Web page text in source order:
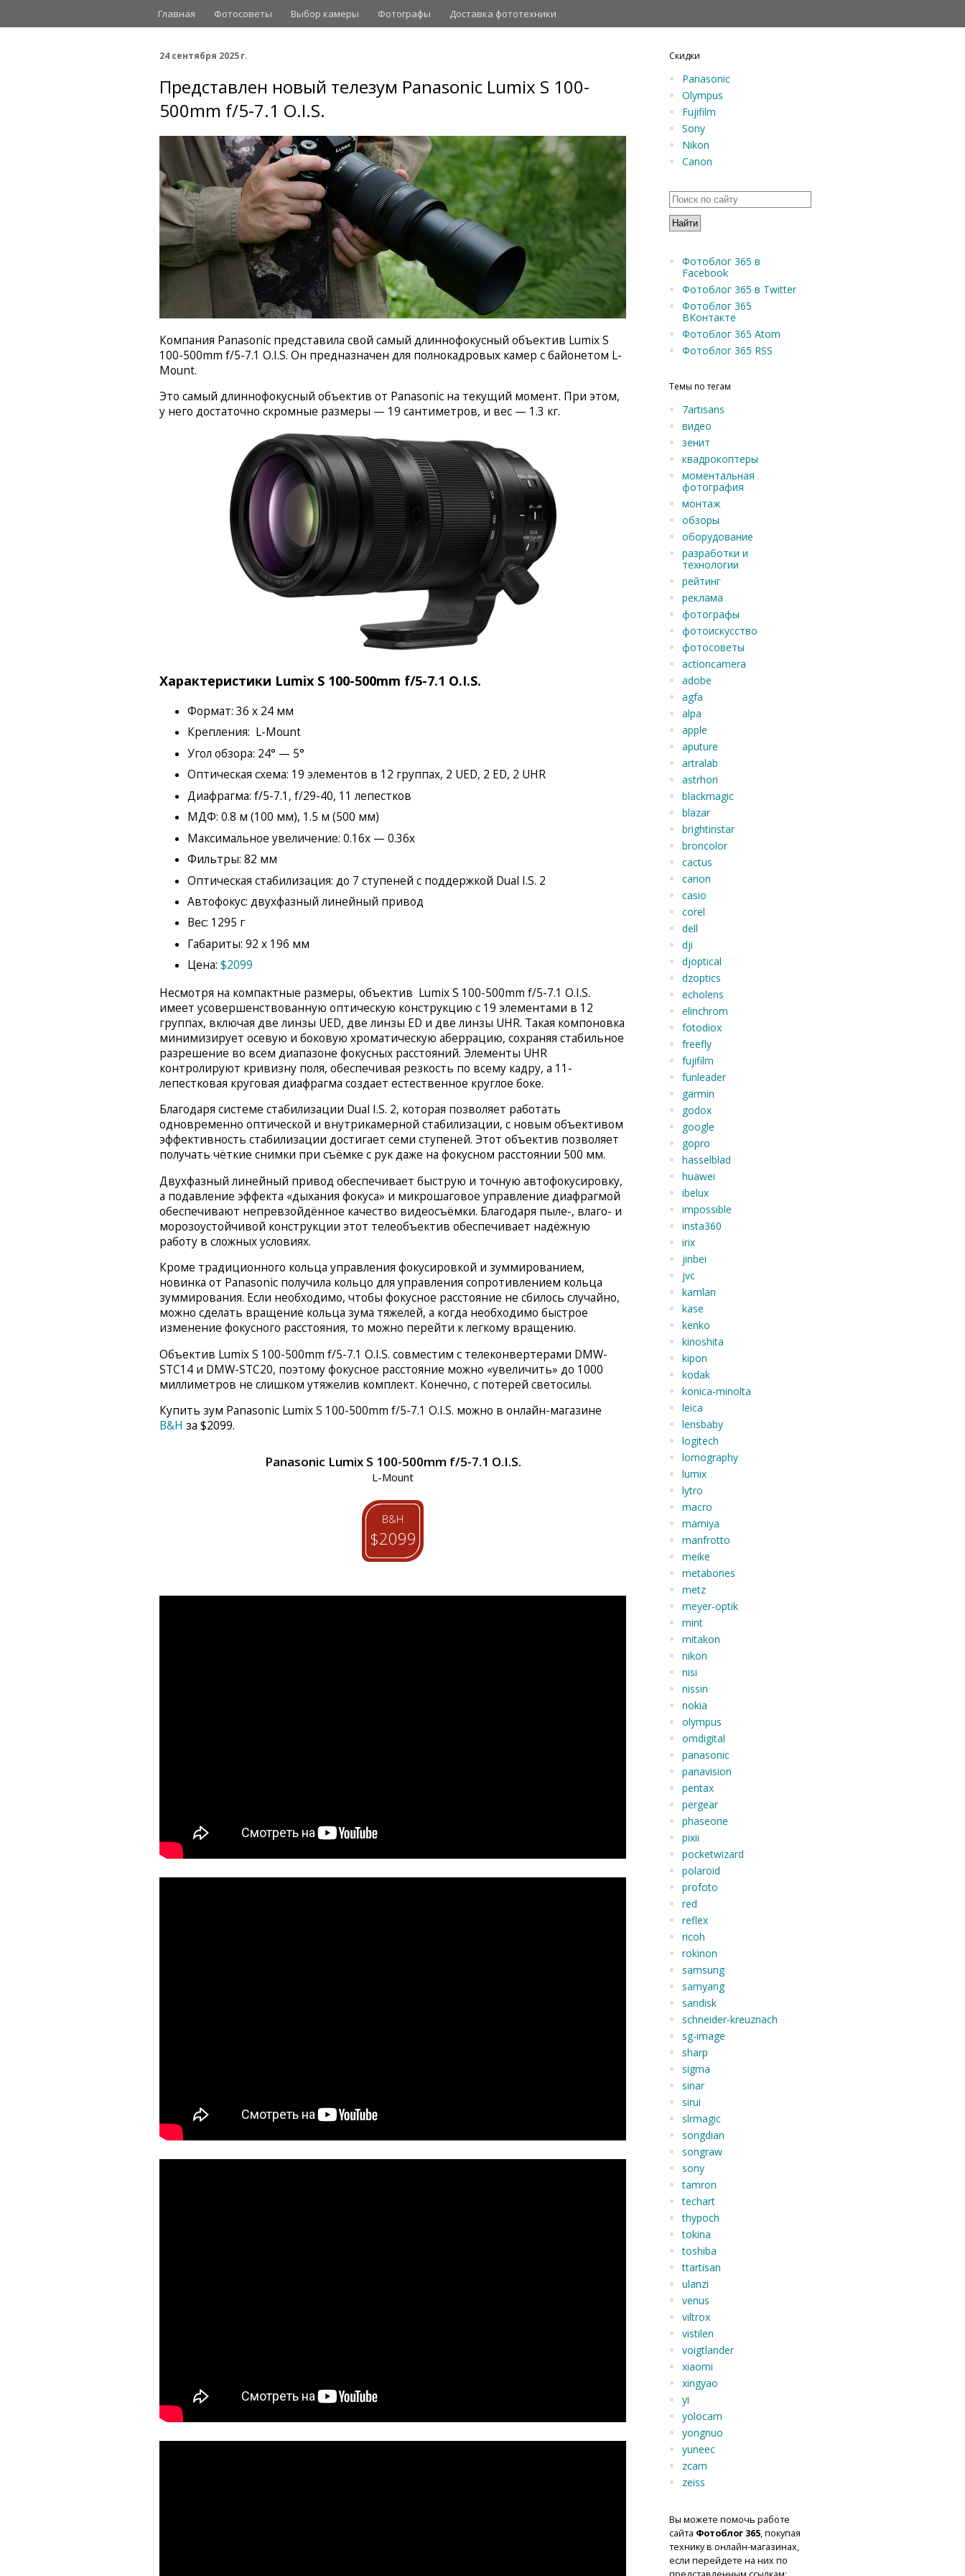
Главная Фотосоветы Выбор камеры Фотографы Доставка фототехники
24 сентября 2025 г.
Представлен новый телезум Panasonic Lumix S 100-
500mm f/5-7.1 O.I.S.
Компания Panasonic представила свой самый длиннофокусный объектив Lumix S
100-500mm f/5-7.1 O.I.S. Он предназначен для полнокадровых камер с байонетом L-
Mount.
Это самый длиннофокусный объектив от Panasonic на текущий момент. При этом,
у него достаточно скромные размеры — 19 сантиметров, и вес — 1.3 кг.
Характеристики Lumix S 100-500mm f/5-7.1 O.I.S.
Формат: 36 x 24 мм
Крепления: L-Mount
Угол обзора: 24° — 5°
Оптическая схема: 19 элементов в 12 группах, 2 UED, 2 ED, 2 UHR
Диафрагма: f/5-7.1, f/29-40, 11 лепестков
МДФ: 0.8 м (100 мм), 1.5 м (500 мм)
Максимальное увеличение: 0.16x — 0.36x
Фильтры: 82 мм
Оптическая стабилизация: до 7 ступеней с поддержкой Dual I.S. 2
Автофокус: двухфазный линейный привод
Вес: 1295 г
Габариты: 92 x 196 мм
Цена: $2099
Несмотря на компактные размеры, объектив Lumix S 100-500mm f/5-7.1 O.I.S.
имеет усовершенствованную оптическую конструкцию с 19 элементами в 12
группах, включая две линзы UED, две линзы ED и две линзы UHR. Такая компоновка
минимизирует осевую и боковую хроматическую аберрацию, сохраняя стабильное
разрешение во всем диапазоне фокусных расстояний. Элементы UHR
контролируют кривизну поля, обеспечивая резкость по всему кадру, а 11-
лепестковая круговая диафрагма создает естественное круглое боке.
Благодаря системе стабилизации Dual I.S. 2, которая позволяет работать
одновременно оптической и внутрикамерной стабилизации, с новым объективом
эффективность стабилизации достигает семи ступеней. Этот объектив позволяет
получать чёткие снимки при съёмке с рук даже на фокусном расстоянии 500 мм.
Двухфазный линейный привод обеспечивает быструю и точную автофокусировку,
а подавление эффекта «дыхания фокуса» и микрошаговое управление диафрагмой
обеспечивают непревзойдённое качество видеосъёмки. Благодаря пыле-, влаго- и
морозоустойчивой конструкции этот телеобъектив обеспечивает надёжную
работу в сложных условиях.
Кроме традиционного кольца управления фокусировкой и зуммированием,
новинка от Panasonic получила кольцо для управления сопротивлением кольца
зуммирования. Если необходимо, чтобы фокусное расстояние не сбилось случайно,
можно сделать вращение кольца зума тяжелей, а когда необходимо быстрое
изменение фокусного расстояния, то можно перейти к легкому вращению.
Объектив Lumix S 100-500mm f/5-7.1 O.I.S. совместим с телеконвертерами DMW-
STC14 и DMW-STC20, поэтому фокусное расстояние можно «увеличить» до 1000
миллиметров не слишком утяжелив комплект. Конечно, с потерей светосилы.
Купить зум Panasonic Lumix S 100-500mm f/5-7.1 O.I.S. можно в онлайн-магазине
B&H за $2099.
Panasonic Lumix S 100-500mm f/5-7.1 O.I.S.
L-Mount
B&H
$2099
Скидки
Panasonic
Olympus
Fujifilm
Sony
Nikon
Canon
Фотоблог 365 в
Facebook
Фотоблог 365 в Twitter
Фотоблог 365
ВКонтакте
Фотоблог 365 Atom
Фотоблог 365 RSS
Темы по тегам
7artisans
видео
зенит
квадрокоптеры
моментальная
фотография
монтаж
обзоры
оборудование
разработки и
технологии
рейтинг
реклама
фотографы
фотоискусство
фотосоветы
actioncamera
adobe
agfa
alpa
apple
aputure
artralab
astrhori
blackmagic
blazar
brightinstar
broncolor
cactus
canon
casio
corel
dell
dji
djoptical
dzoptics
echolens
elinchrom
fotodiox
freefly
fujifilm
funleader
garmin
godox
google
gopro
hasselblad
huawei
ibelux
impossible
insta360
irix
jinbei
jvc
kamlan
kase
kenko
kinoshita
kipon
kodak
konica-minolta
leica
lensbaby
logitech
lomography
lumix
lytro
macro
mamiya
manfrotto
meike
metabones
metz
meyer-optik
mint
mitakon
nikon
nisi
nissin
nokia
olympus
omdigital
panasonic
panavision
pentax
pergear
phaseone
pixii
pocketwizard
polaroid
profoto
red
reflex
ricoh
rokinon
samsung
samyang
sandisk
schneider-kreuznach
sg-image
sharp
sigma
sinar
sirui
slrmagic
songdian
songraw
sony
tamron
techart
thypoch
tokina
toshiba
ttartisan
ulanzi
venus
viltrox
vistilen
voigtlander
xiaomi
xingyao
yi
yolocam
yongnuo
yuneec
zcam
zeiss
Вы можете помочь работе
сайта Фотоблог 365, покупая
технику в онлайн-магазинах,
если перейдете на них по